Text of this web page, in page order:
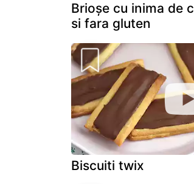
Brioșe cu inima de
si fara gluten
Biscuiti twix